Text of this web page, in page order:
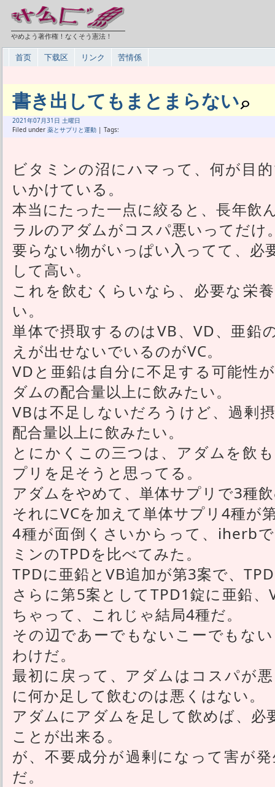
やめよう著作権！なくそう憲法！
首页 下载区 リンク 苦情係
書き出してもまとまらない
2021年07月31日 土曜日
Filed under 薬とサプリと運動 | Tags:
ビタミンの沼にハマって、何が目
いかけている。
本当にたった一点に絞ると、長年飲
ラルのアダムがコスパ悪いってだけ
要らない物がいっぱい入ってて、必
して高い。
これを飲むくらいなら、必要な栄
い。
単体で摂取するのはVB、VD、亜鉛
えが出せないでいるのがVC。
VDと亜鉛は自分に不足する可能性
ダムの配合量以上に飲みたい。
VBは不足しないだろうけど、過剰
配合量以上に飲みたい。
とにかくこの三つは、アダムを飲
プリを足そうと思ってる。
アダムをやめて、単体サプリで3種
それにVCを加えて単体サプリ4種が
4種が面倒くさいからって、iherb
ミンのTPDを比べてみた。
TPDに亜鉛とVB追加が第3案で、
さらに第5案としてTPD1錠に亜鉛
ちゃって、これじゃ結局4種だ。
その辺であーでもないこーでもな
わけだ。
最初に戻って、アダムはコスパが
に何か足して飲むのは悪くはない。
アダムにアダムを足して飲めば、必
ことが出来る。
が、不要成分が過剰になって害が
だ。